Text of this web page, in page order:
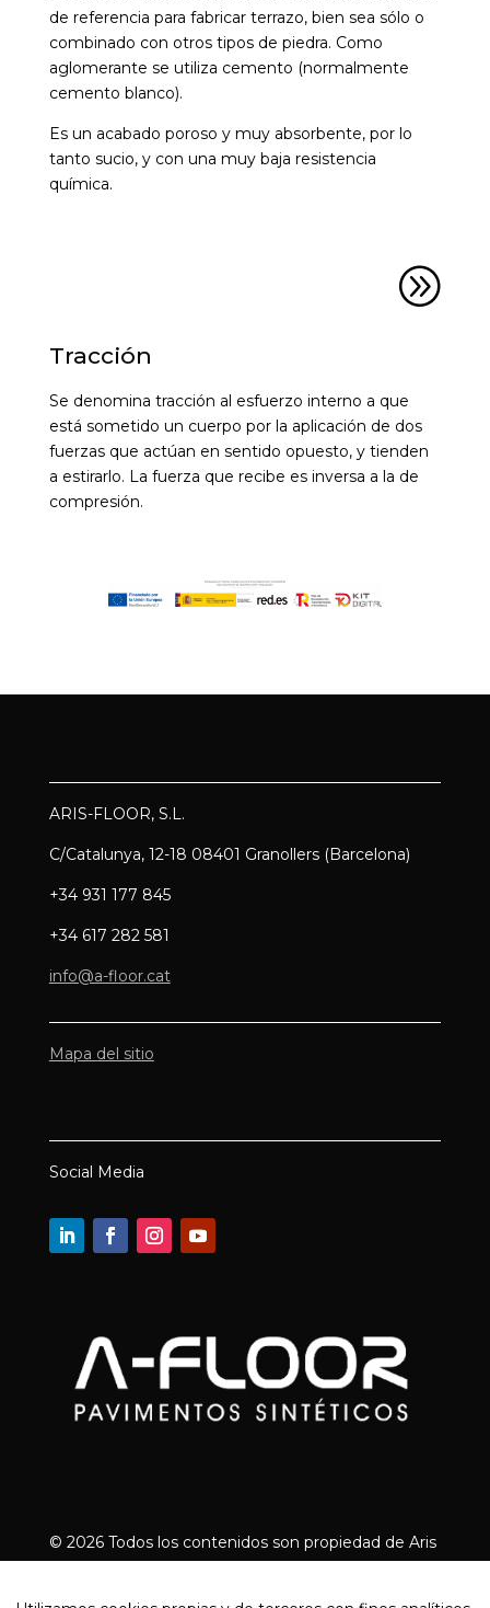
de referencia para fabricar terrazo, bien sea sólo o
combinado con otros tipos de piedra. Como
aglomerante se utiliza cemento (normalmente
cemento blanco).
Es un acabado poroso y muy absorbente, por lo
tanto sucio, y con una muy baja resistencia
química.
A
Tracción
Se denomina tracción al esfuerzo interno a que
está sometido un cuerpo por la aplicación de dos
fuerzas que actúan en sentido opuesto, y tienden
a estirarlo. La fuerza que recibe es inversa a la de
compresión.
ARIS-FLOOR, S.L.
C/Catalunya, 12-18 08401 Granollers (Barcelona)
+34 931 177 845
+34 617 282 581
info@a-floor.cat
Mapa del sitio
Social Media
© 2026 Todos los contenidos son propiedad de Aris
Floor | Designed byArrova.cat